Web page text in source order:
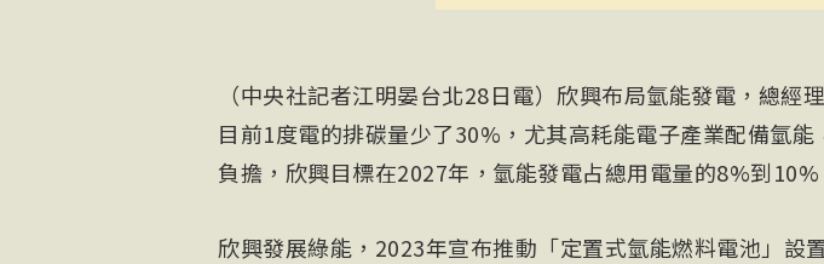
（中央社記者江明晏台北28日電）欣興布局氫能發電，總經
目前1度電的排碳量少了30%，尤其高耗能電子產業配備氫
負擔，欣興目標在2027年，氫能發電占總用電量的8%到10%
欣興發展綠能，2023年宣布推動「定置式氫能燃料電池」設